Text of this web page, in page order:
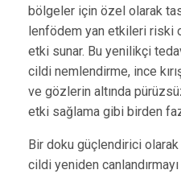
bölgeler için özel olarak
lenfödem yan etkileri riski
etki sunar. Bu yenilikçi
cildi nemlendirme, ince
ve gözlerin altında
etki sağlama gibi birden
Bir doku güçlendirici
cildi yeniden